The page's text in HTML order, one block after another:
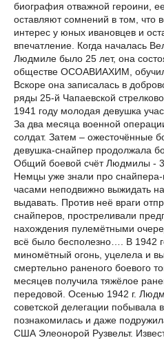
биография отважной героини,
оставляют сомнений в том, что
интерес у юных ивановцев и
впечатление. Когда началась
Людмиле было 25 лет, она
обществе ОСОАВИАХИМ,
Вскоре она записалась в
ряды 25-й Чапаевской
1941 году молодая девушка
За два месяца военной
солдат. Затем – ожесточённые
девушка-снайпер продолжала
Общий боевой счёт Людмилы -
Немцы уже знали про
часами неподвижно выжидать
выдавать. Против неё враги
снайперов, простреливали
нахождения пулемётными
всё было бесполезно…. В 1942
миномётный огонь, уцелела и
смертельно раненого боевого
месяцев получила тяжёлое
передовой. Осенью 1942 г.
советской делегации
познакомилась и даже
США Элеонорой Рузвельт.